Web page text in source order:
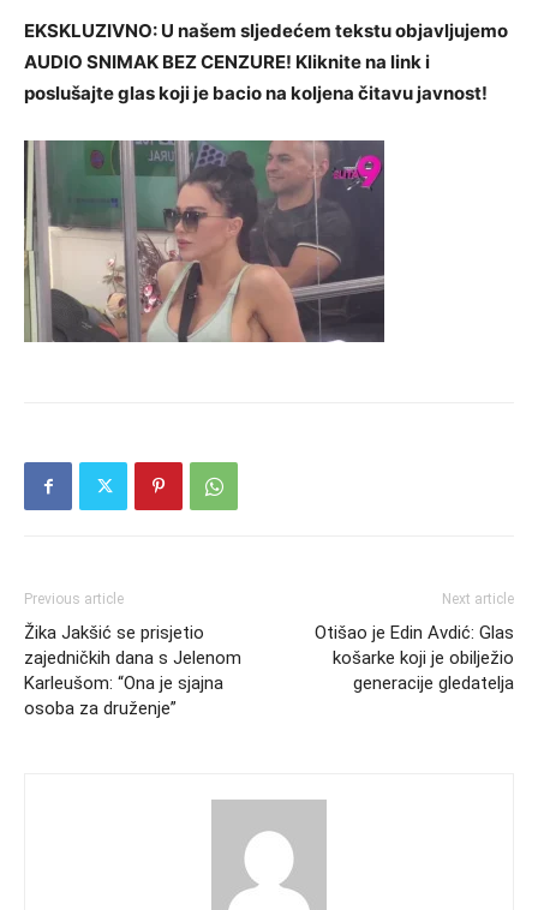
EKSKLUZIVNO: U našem sljedećem tekstu objavljujemo
AUDIO SNIMAK BEZ CENZURE! Kliknite na link i
poslušajte glas koji je bacio na koljena čitavu javnost!
Previous article
Žika Jakšić se prisjetio
zajedničkih dana s Jelenom
Karleušom: “Ona je sjajna
osoba za druženje”
Next article
Otišao je Edin Avdić: Glas
košarke koji je obilježio
generacije gledatelja